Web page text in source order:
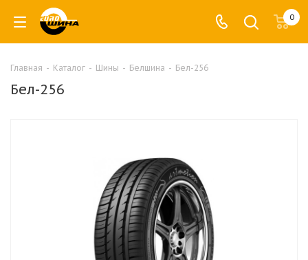
0
Главная - Каталог - Шины - Белшина - Бел-256
Бел-256